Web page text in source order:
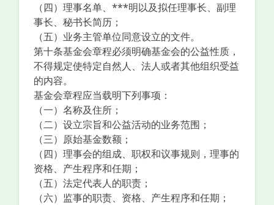
（四）理事名单、***明以及拟任理事长、副理
事长、秘书长简历；
（五）业务主管单位同意设立的文件。
第十条基金会章程必须明确基金会的公益性质，
不得规定使特定自然人、法人或者其他组织受益
的内容。
基金会章程应当载明下列事项：
（一）名称及住所；
（二）设立宗旨和公益活动的业务范围；
（三）原始基金数额；
（四）理事会的组成、职权和议事规则，理事的
资格、产生程序和任期；
（五）法定代表人的职责；
（六）监事的职责、资格、产生程序和任期；